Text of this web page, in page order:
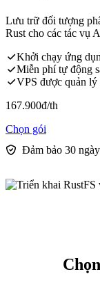
Lưu trữ đối tượng
Rust cho các tác vụ
Khởi chạy ứng
Miễn phí tự động
VPS được quản
167.900đ/th
Chọn gói
Đảm bảo 30